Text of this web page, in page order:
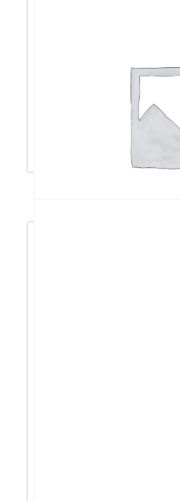
5500U/20GB/
531,94
Dodaj